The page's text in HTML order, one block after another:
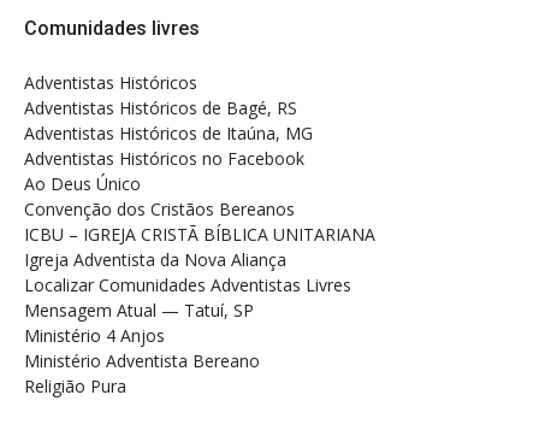
Comunidades livres
Adventistas Históricos
Adventistas Históricos de Bagé, RS
Adventistas Históricos de Itaúna, MG
Adventistas Históricos no Facebook
Ao Deus Único
Convenção dos Cristãos Bereanos
ICBU – IGREJA CRISTÃ BÍBLICA UNITARIANA
Igreja Adventista da Nova Aliança
Localizar Comunidades Adventistas Livres
Mensagem Atual — Tatuí, SP
Ministério 4 Anjos
Ministério Adventista Bereano
Religião Pura